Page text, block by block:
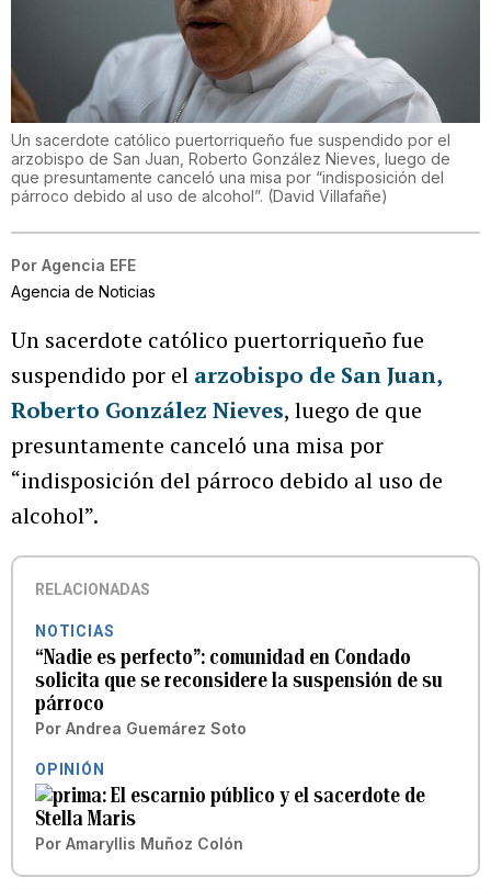
Un sacerdote católico puertorriqueño fue suspendido por el
arzobispo de San Juan, Roberto González Nieves, luego de
que presuntamente canceló una misa por “indisposición del
párroco debido al uso de alcohol”. (David Villafañe)
Por Agencia EFE
Agencia de Noticias
Un sacerdote católico puertorriqueño fue
suspendido por el arzobispo de San Juan,
Roberto González Nieves, luego de que
presuntamente canceló una misa por
“indisposición del párroco debido al uso de
alcohol”.
RELACIONADAS
NOTICIAS
“Nadie es perfecto”: comunidad en Condado
solicita que se reconsidere la suspensión de su
párroco
Por Andrea Guemárez Soto
OPINIÓN
El escarnio público y el sacerdote de
Stella Maris
Por Amaryllis Muñoz Colón